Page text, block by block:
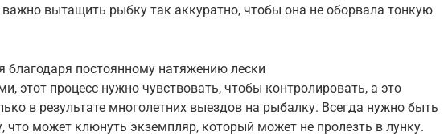
вытащить рыбку так аккуратно, чтобы она не оборвала тонкую
благодаря постоянному натяжению лески
этот процесс нужно чувствовать, чтобы контролировать, а это
в результате многолетних выездов на рыбалку. Всегда нужно быть
что может клюнуть экземпляр, который может не пролезть в лунку.